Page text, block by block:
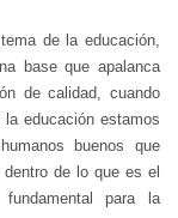
de la educación,
base que apalanca
de calidad, cuando
educación estamos
buenos que
de lo que es el
para la